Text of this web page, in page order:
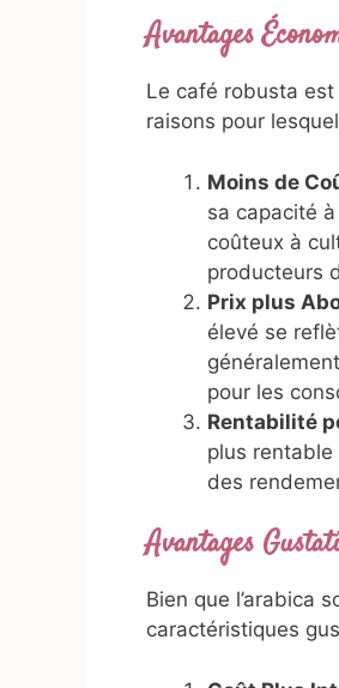
Avantages
Le café robusta est
raisons pour
Moins de
sa capacité
coûteux à
producteurs
Prix plus
élevé se
pour les
Rentabilité
plus
des
Avantages
Bien que l’arabica
caractéristiques